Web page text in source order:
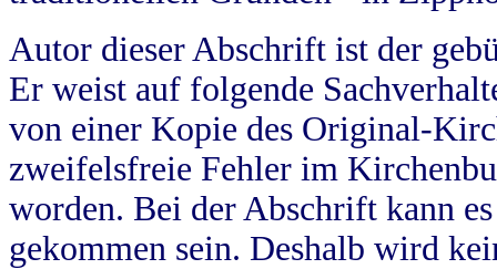
Autor dieser Abschrift ist der
Er weist auf folgende
von einer Kopie des Original-
zweifelsfreie Fehler im
worden. Bei der Abschrift kann
gekommen sein. Deshalb wird